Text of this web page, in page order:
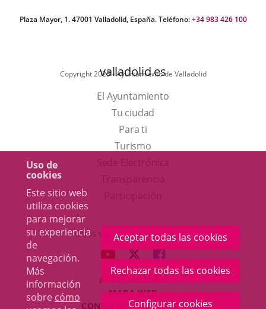
Uso de
cookies
Este sitio web
utiliza cookies
para mejorar
su experiencia
de
navegación.
Más
información
sobre cómo
Aceptar todas las cookies
Rechazar todas las cookies
Configurar cookies
Plaza Mayor, 1. 47001 Valladolid, España. Teléfono:+34 983 426 100
Copyright 2025 - Ayuntamiento de Valladolid
valladolid.es
El Ayuntamiento
Tu ciudad
Para ti
TurismoEste
una
ventana
nueva.
externa.
Otras webs del Ayuntamiento
ENLACE
A
UNA
APLICACIÓN
ENLACE
A
UNA
APLICACIÓN
ENLACE
A
UNA
APLICACIÓN
ACCESIBILIDAD
MAPA WEB
CONDICIONES LEGALES